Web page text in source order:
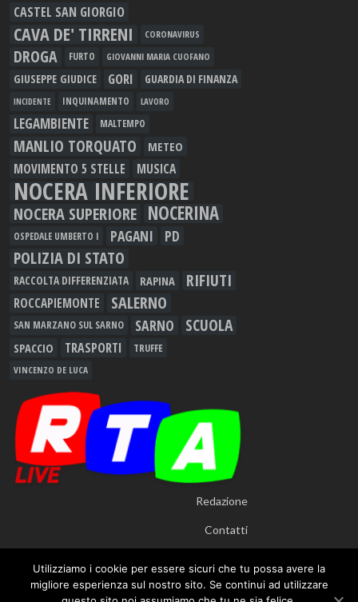
CASTEL SAN GIORGIO
CAVA DE' TIRRENI CORONAVIRUS
DROGA FURTO GIOVANNI MARIA CUOFANO
GIUSEPPE GIUDICE GORI GUARDIA DI FINANZA
INCIDENTE INQUINAMENTO LAVORO
LEGAMBIENTE MALTEMPO
MANLIO TORQUATO METEO
MOVIMENTO 5 STELLE MUSICA
NOCERA INFERIORE
NOCERA SUPERIORE NOCERINA
OSPEDALE UMBERTO I PAGANI PD
POLIZIA DI STATO
RACCOLTA DIFFERENZIATA RAPINA RIFIUTI
ROCCAPIEMONTE SALERNO
SAN MARZANO SUL SARNO SARNO SCUOLA
SPACCIO TRASPORTI TRUFFE
VINCENZO DE LUCA
Redazione
Contatti
Utilizziamo i cookie per essere sicuri che tu possa avere la
migliore esperienza sul nostro sito. Se continui ad utilizzare